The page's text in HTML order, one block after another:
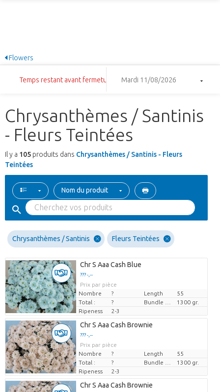
Flowers
Temps restant avant fermeture: 14:30:43Mardi 11/08/2026
Chrysanthèmes / Santinis
- Fleurs Teintées
Il y a 105 produits dans Chrysanthèmes / Santinis - Fleurs
Teintées
Nom du produit
Chrysanthèmes / Santinis Fleurs Teintées
Chr S Aaa Cash Blue
??? -,--
Prix par pièce
Nombre
? Length
55
Total :
?
1300 gr.
Ripeness
2-3
Chr S Aaa Cash Brownie
??? -,--
Prix par pièce
Nombre
? Length
55
Total :
?
1300 gr.
Ripeness
2-3
Chr S Aaa Cash Brownie